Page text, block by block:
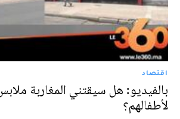
اقتصاد
بالفيديو: هل سيقتني المغاربة
لأطفالهم؟